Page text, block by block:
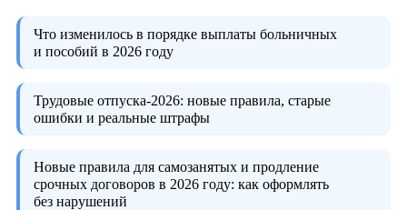
Что изменилось в порядке выплаты больничных
и пособий в 2026 году
Трудовые отпуска-2026: новые правила, старые
ошибки и реальные штрафы
Новые правила для самозанятых и продление
срочных договоров в 2026 году: как оформлять
без нарушений